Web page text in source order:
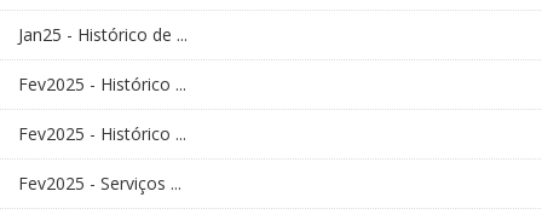
Jan25 - Histórico de ...
Fev2025 - Histórico ...
Fev2025 - Histórico ...
Fev2025 - Serviços ...